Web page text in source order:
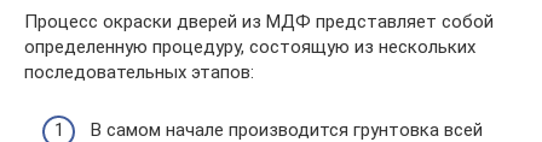
Процесс окраски дверей из МДФ представляет собой
определенную процедуру, состоящую из нескольких
последовательных этапов:
В самом начале производится грунтовка всей